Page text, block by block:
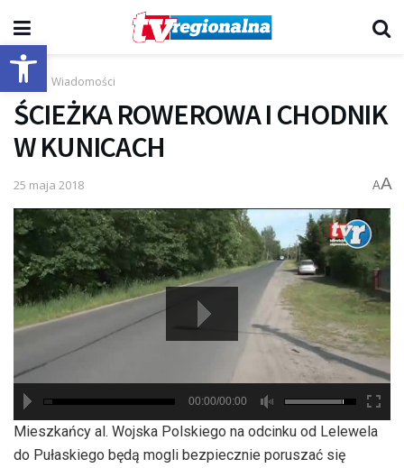
Otwórz pasek narzędzi
Start Wiadomości
ŚCIEŻKA ROWEROWA I CHODNIK
W KUNICACH
25 maja 2018 AA
hd2880
hd2160
hd2160
hd1440
highres
hd1080
hd720
large
medium
small
tiny
00:00/00:00
Mieszkańcy al. Wojska Polskiego na odcinku od Lelewela
do Pułaskiego będą mogli bezpiecznie poruszać się